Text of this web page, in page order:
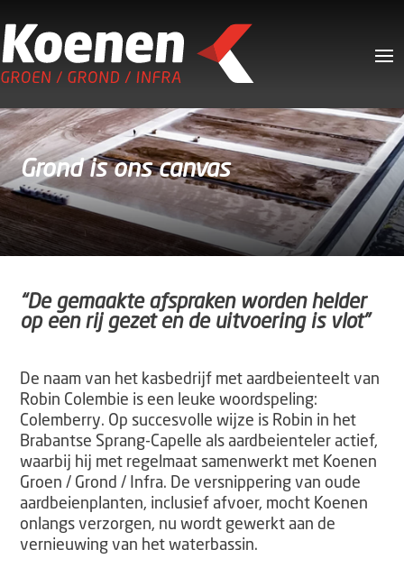
Grond is ons canvas
“De gemaakte afspraken worden helder
op een rij gezet en de uitvoering is vlot”
De naam van het kasbedrijf met aardbeienteelt van
Robin Colembie is een leuke woordspeling:
Colemberry. Op succesvolle wijze is Robin in het
Brabantse Sprang-Capelle als aardbeienteler actief,
waarbij hij met regelmaat samenwerkt met Koenen
Groen / Grond / Infra. De versnippering van oude
aardbeienplanten, inclusief afvoer, mocht Koenen
onlangs verzorgen, nu wordt gewerkt aan de
vernieuwing van het waterbassin.